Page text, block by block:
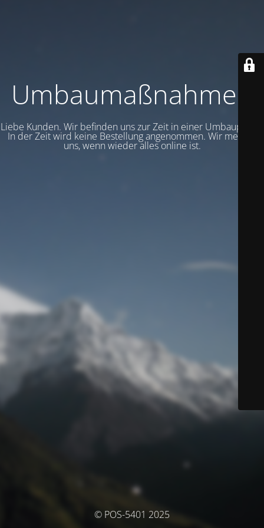
Umbaumaßnahmen
Liebe Kunden. Wir befinden uns zur Zeit in einer Umbauphase.
In der Zeit wird keine Bestellung angenommen. Wir melden
uns, wenn wieder alles online ist.
© POS-5401 2025